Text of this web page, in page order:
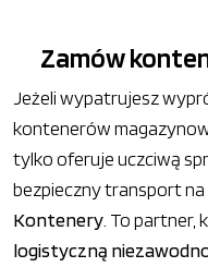
Zamów
Jeżeli wypatrujesz
kontenerów
tylko oferuje uczciwą
bezpieczny transport na
Kontenery. To partner,
logistyczną